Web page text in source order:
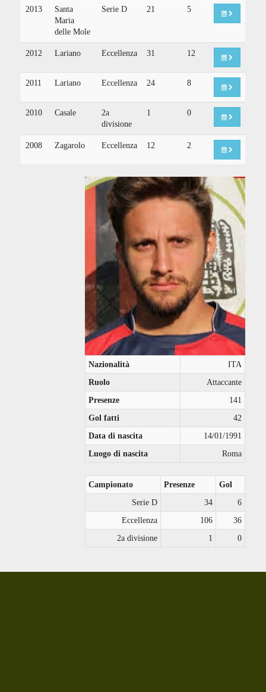
2013
Santa
Maria
delle Mole
Serie D 21 5
2012 Lariano Eccellenza 31 12
2011 Lariano Eccellenza 24 8
2010 Casale
2a
divisione
1 0
2008 Zagarolo Eccellenza 12 2
Nazionalità
ITA
Ruolo
Attaccante
Presenze
141
Gol fatti
42
Data di nascita
14/01/1991
Luogo di nascita
Roma
Campionato Presenze
Gol
Serie D
34
6
Eccellenza
106
36
2a divisione
1 0